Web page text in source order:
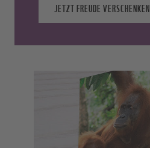
JETZT FREUDE VERSCHENKEN